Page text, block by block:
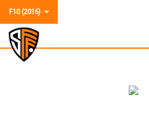
F10 (2016)
F10 (2016)